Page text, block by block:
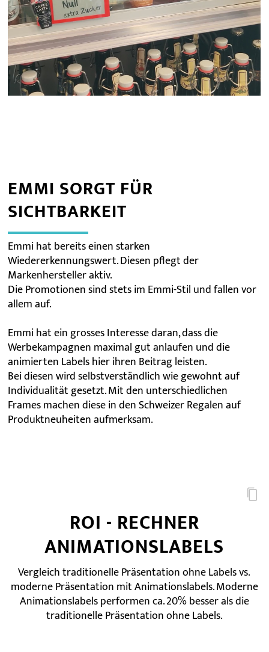
EMMI SORGT FÜR
SICHTBARKEIT
Emmi hat bereits einen starken
Wiedererkennungswert. Diesen pflegt der
Markenhersteller aktiv.
Die Promotionen sind stets im Emmi-Stil und fallen vor
allem auf.
Emmi hat ein grosses Interesse daran, dass die
Werbekampagnen maximal gut anlaufen und die
animierten Labels hier ihren Beitrag leisten.
Bei diesen wird selbstverständlich wie gewohnt auf
Individualität gesetzt. Mit den unterschiedlichen
Frames machen diese in den Schweizer Regalen auf
Produktneuheiten aufmerksam.
ROI - RECHNER
ANIMATIONSLABELS
Vergleich traditionelle Präsentation ohne Labels vs.
moderne Präsentation mit Animationslabels. Moderne
Animationslabels performen ca. 20% besser als die
traditionelle Präsentation ohne Labels.
viele
Produkte
hat
ein
Facing?